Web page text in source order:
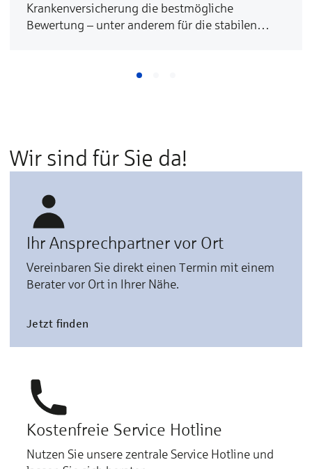
Krankenversicherung die bestmögliche
Bewertung – unter anderem für die stabilen
Wir sind für Sie da!
Ihr Ansprechpartner vor Ort
Vereinbaren Sie direkt einen Termin mit einem
Berater vor Ort in Ihrer Nähe.
Jetzt finden
Kostenfreie Service Hotline
Nutzen Sie unsere zentrale Service Hotline und